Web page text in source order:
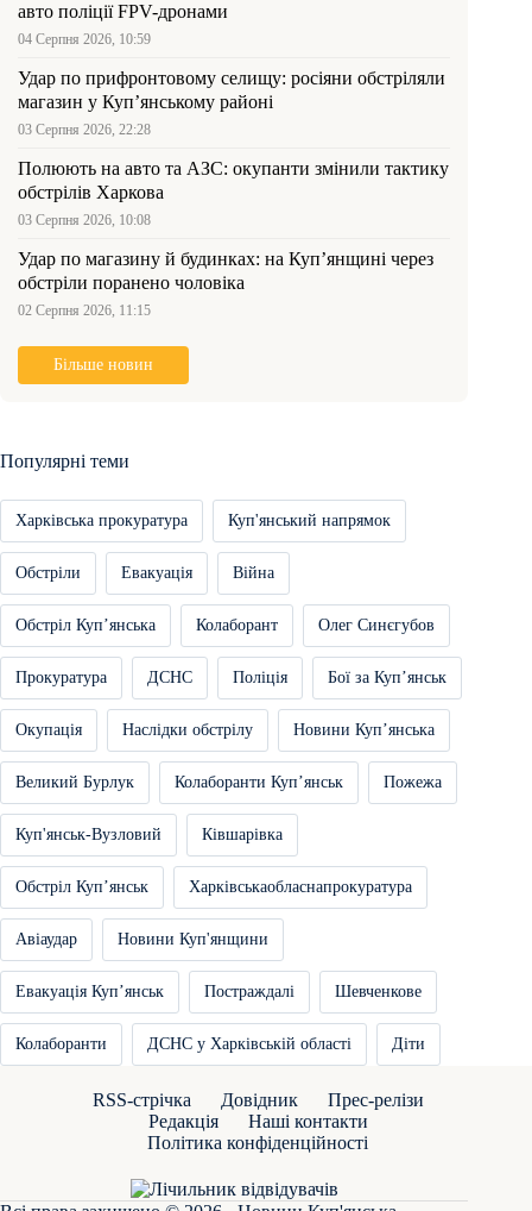
авто поліції FPV-дронами
04 Серпня 2026, 10:59
Удар по прифронтовому селищу: росіяни обстріляли
магазин у Куп’янському районі
03 Серпня 2026, 22:28
Полюють на авто та АЗС: окупанти змінили тактику
обстрілів Харкова
03 Серпня 2026, 10:08
Удар по магазину й будинках: на Куп’янщині через
обстріли поранено чоловіка
02 Серпня 2026, 11:15
Більше новин
Популярні теми
Харківська прокуратура Куп'янський напрямок
Обстріли Евакуація Війна
Обстріл Купʼянська Колаборант Олег Синєгубов
Прокуратура ДСНС Поліція Бої за Купʼянськ
Окупація Наслідки обстрілу Новини Купʼянська
Великий Бурлук Колаборанти Купʼянськ Пожежа
Куп'янськ-Вузловий Ківшарівка
Обстріл Купʼянськ Харківськаобласнапрокуратура
Авіаудар Новини Куп'янщини
Евакуація Купʼянськ Постраждалі Шевченкове
Колаборанти ДСНС у Харківській області Діти
RSS-стрічка Довідник
Прес-релізи
Редакція
Наші контакти
Політика конфіденційності